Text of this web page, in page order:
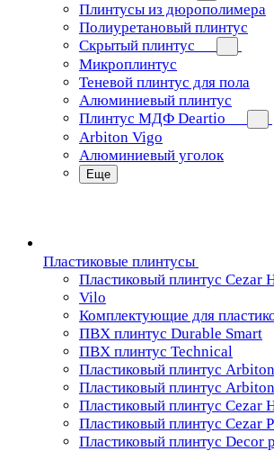
Плинтусы из дюрополимера
Полиуретановый плинтус
Скрытый плинтус
Микроплинтус
Теневой плинтус для пола
Алюминиевый плинтус
Плинтус МДФ Deartio
Arbiton Vigo
Алюминиевый уголок
Еще
Пластиковые плинтусы
Пластиковый плинтус Cezar
Vilo
Комплектующие для
ПВХ плинтус Durable Smart
ПВХ плинтус Technical
Пластиковый плинтус
Пластиковый плинтус
Пластиковый плинтус Cezar
Пластиковый плинтус Cezar
Пластиковый плинтус Decor